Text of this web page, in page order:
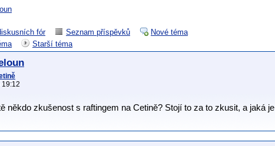
fór Seznam příspěvků
Nové téma
Starší téma
19:12
někdo zkušenost s raftingem na Cetině? Stojí to za to zkusit, a jaká